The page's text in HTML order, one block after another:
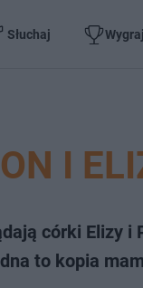
Słuchaj Wygraj
I
córki Elizy i
to kopia